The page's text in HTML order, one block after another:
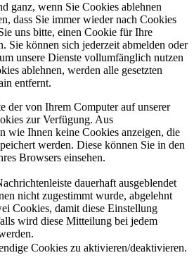
ganz, wenn Sie Cookies ablehnen
dass Sie immer wieder nach Cookies
uns bitte, einen Cookie für Ihre
Sie können sich jederzeit abmelden oder
unsere Dienste vollumfänglich nutzen
ablehnen, werden alle gesetzten
entfernt.
der von Ihrem Computer auf unserer
zur Verfügung. Aus
wie Ihnen keine Cookies anzeigen, die
werden. Diese können Sie in den
Browsers einsehen.
dauerhaft ausgeblendet
nicht zugestimmt wurde, abgelehnt
Cookies, damit diese Einstellung
wird diese Mitteilung bei jedem
Cookies zu aktivieren/deaktivieren.